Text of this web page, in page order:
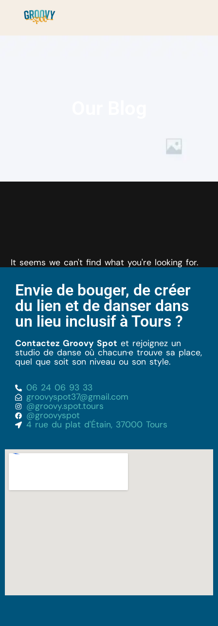
It seems we can't find what you're looking for.
Envie de bouger, de créer
du lien et de danser dans
un lieu inclusif à Tours ?
Contactez Groovy Spot et rejoignez un
studio de danse où chacun·e trouve sa place,
quel que soit son niveau ou son style.
06 24 06 93 33
groovyspot37@gmail.com
@groovy.spot.tours
@groovyspot
4 rue du plat d'Étain, 37000 Tours